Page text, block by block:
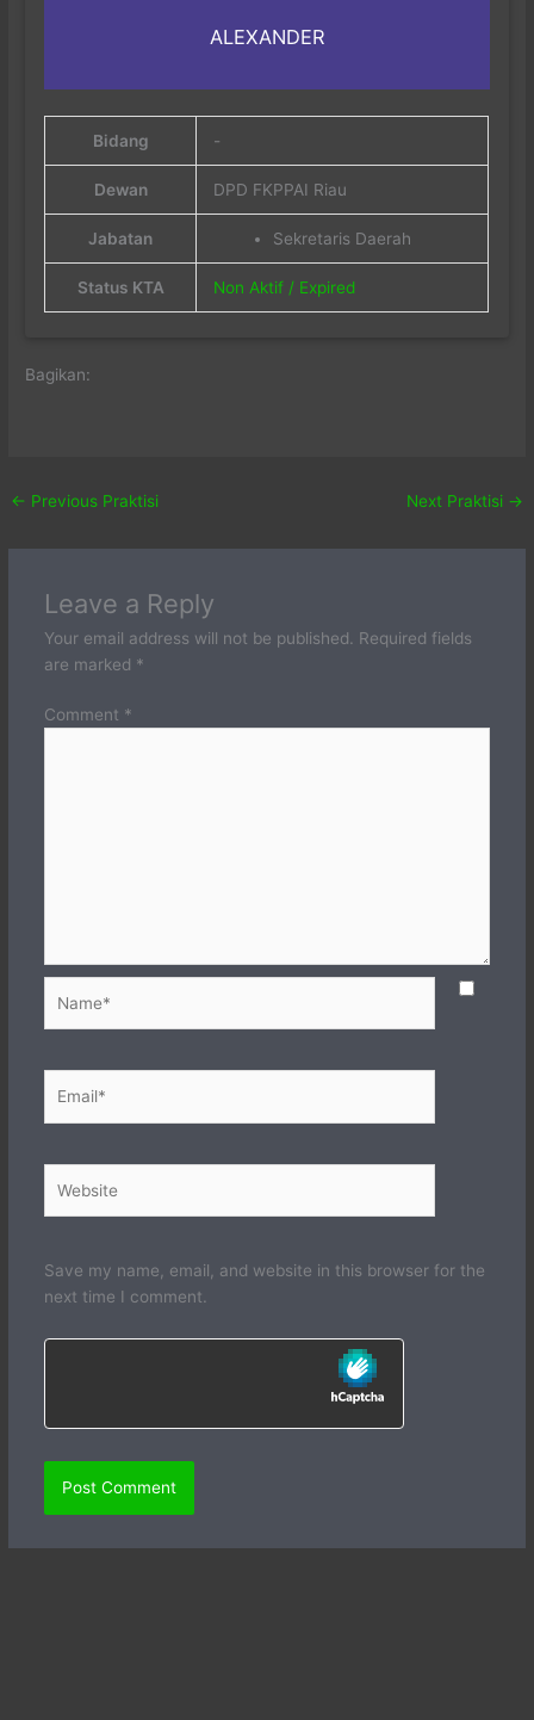
ALEXANDER
Bidang -
Dewan DPD FKPPAI Riau
Jabatan Sekretaris Daerah
Status KTA Non Aktif / Expired
Bagikan:
← Previous Praktisi Next Praktisi →
Leave a Reply
Your email address will not be published.
Required fields
are marked *
Comment *
Save my name, email, and website in this browser for the
next time I comment.